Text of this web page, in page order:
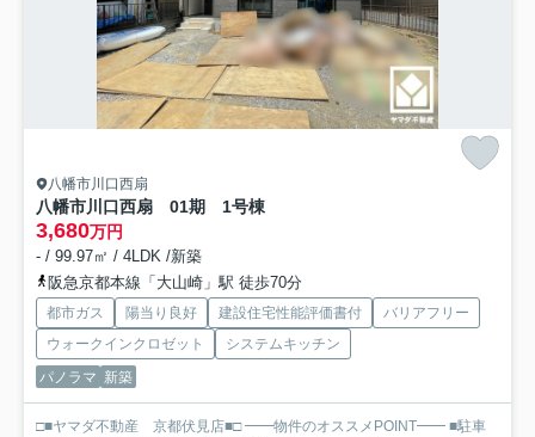
八幡市川口西扇
八幡市川口西扇 01期 1号棟
3,680万円
- / 99.97㎡ / 4LDK /新築
阪急京都本線「大山崎」駅 徒歩70分
都市ガス 陽当り良好 建設住宅性能評価書付
バリアフリー
ウォークインクロゼット
システムキッチン
パノラマ 新築
□■ヤマダ不動産 京都伏見店■□ ━━物件のオススメPOINT━━ ■駐車